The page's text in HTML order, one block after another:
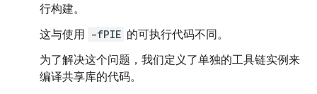
行构建。
这与使用 -fPIE 的可执行代码不同。
为了解决这个问题，我们定义了单独的工具链实例来
编译共享库的代码。